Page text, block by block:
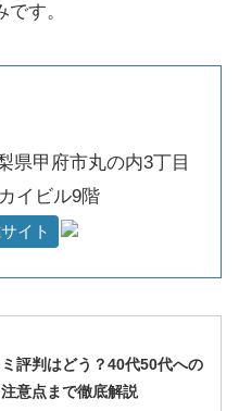
す。
県甲府市丸の内3丁目
イビル9階
イト
評判はどう？40代50代への
意点まで徹底解説